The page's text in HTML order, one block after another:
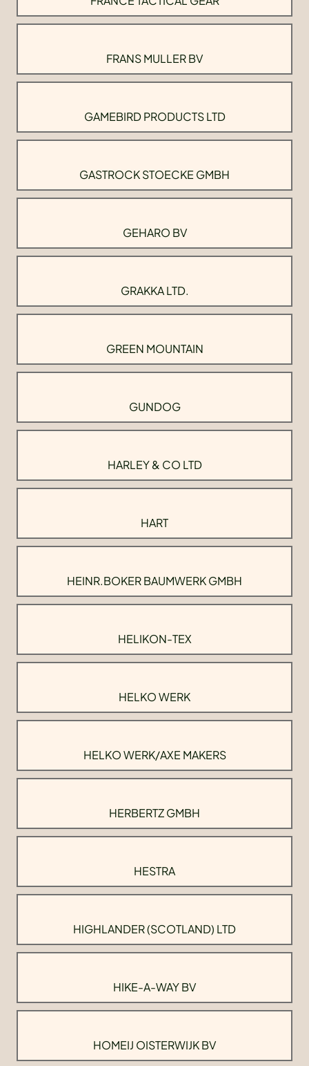
FRANS MULLER BV
GAMEBIRD PRODUCTS LTD
GASTROCK STOECKE GMBH
GEHARO BV
GRAKKA LTD.
GREEN MOUNTAIN
GUNDOG
HARLEY & CO LTD
HART
HEINR.BOKER BAUMWERK GMBH
HELIKON-TEX
HELKO WERK
HELKO WERK/AXE MAKERS
HERBERTZ GMBH
HESTRA
HIGHLANDER (SCOTLAND) LTD
HIKE-A-WAY BV
HOMEIJ OISTERWIJK BV